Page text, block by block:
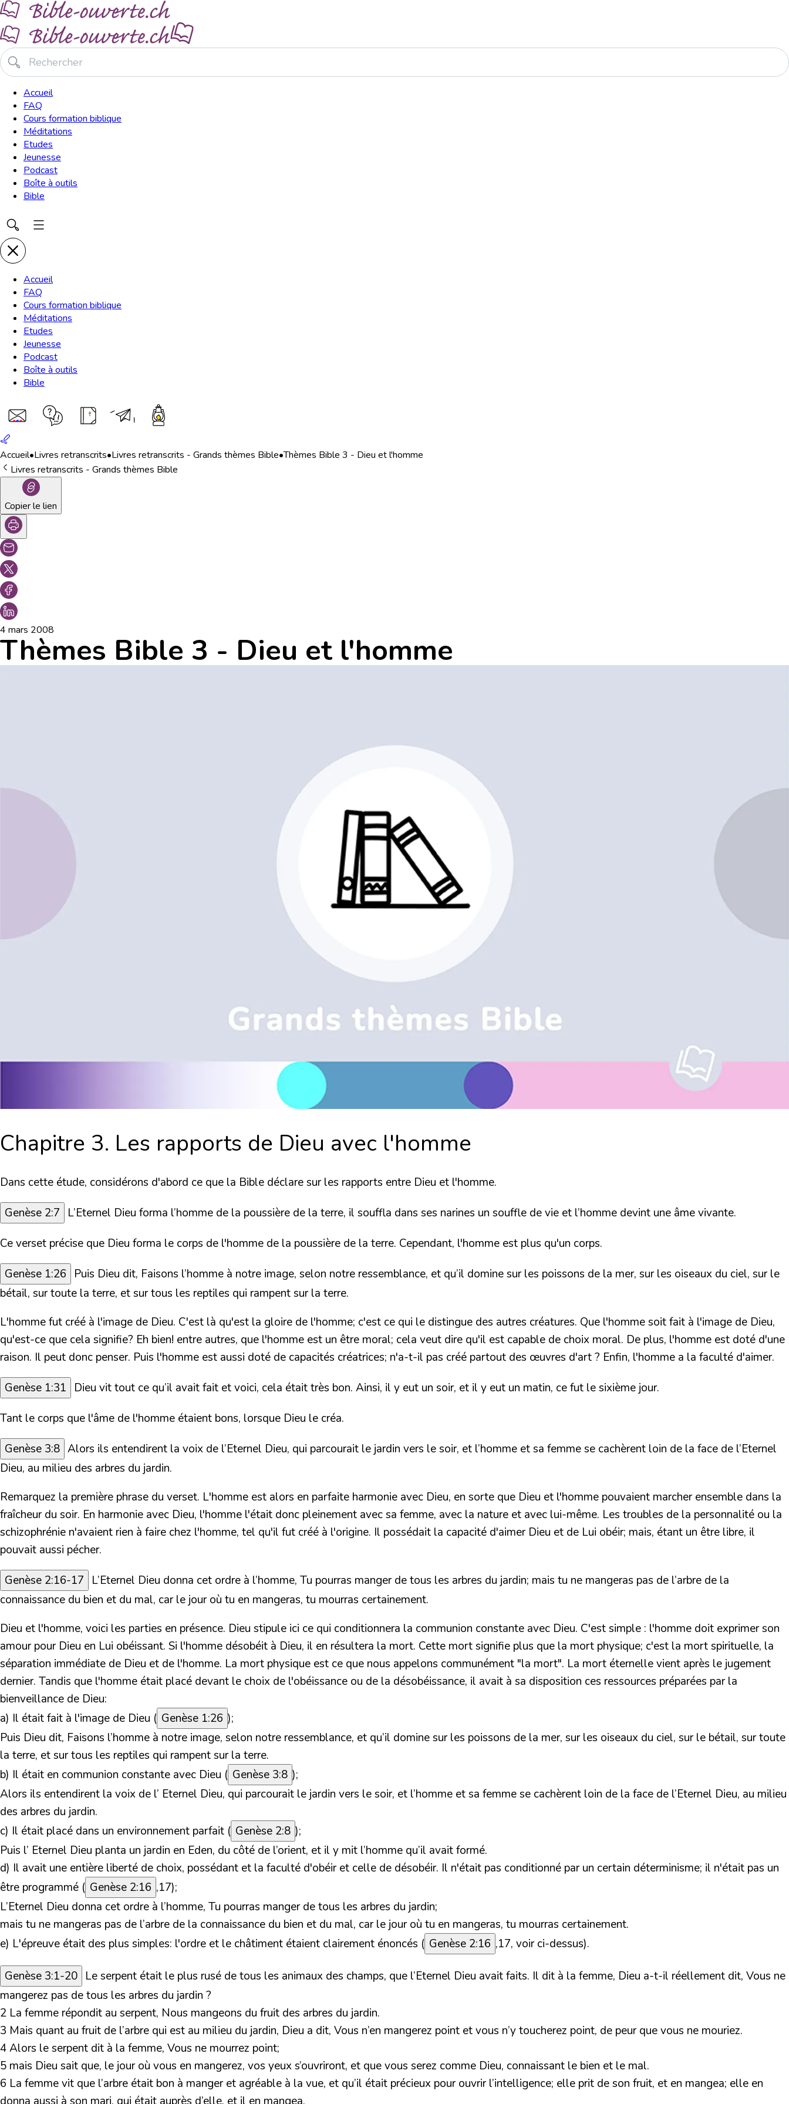
Accueil
FAQ
Cours formation biblique
Méditations
Etudes
Jeunesse
Podcast
Boîte à outils
Bible
Accueil
FAQ
Cours formation biblique
Méditations
Etudes
Jeunesse
Podcast
Boîte à outils
Bible
Accueil•Livres retranscrits•Livres retranscrits - Grands thèmes Bible•Thèmes Bible 3 - Dieu et l'homme
Livres retranscrits - Grands thèmes Bible
Copier le lien
4 mars 2008
Thèmes Bible 3 - Dieu et l'homme
Chapitre 3. Les rapports de Dieu avec l'homme
Dans cette étude, considérons d'abord ce que la Bible déclare surles rapports entre Dieu et l'homme.
Genèse 2:7
L’Eternel Dieu forma l’homme de la poussière de la terre, il souffla dans ses narines un souffle de vie et l’homme devint une âme vivante.
Ce verset précise que Dieu forma le corps de l'homme de la poussière de la terre. Cependant, l'homme est plus qu'un corps.
Genèse 1:26
Puis Dieu dit, Faisons l’homme à notre image, selon notre ressemblance, et qu’il domine sur les poissons de la mer, sur les oiseaux du ciel, sur le
bétail, sur toute la terre, et sur tous les reptiles qui rampent sur la terre.
L'homme fut créé à l'image de Dieu. C'est là qu'est la gloire de l'homme; c'est ce qui le distingue des autres créatures. Que l'homme soit fait à l'image de Dieu,
qu'est-ce que cela signifie? Eh bien! entre autres, que l'homme est un être moral; cela veut dire qu'il est capable de choix moral. De plus, l'homme est doté d'une
raison. Il peut donc penser. Puis l'homme est aussi doté de capacités créatrices; n'a-t-il pas créé partout des œuvres d'art ? Enfin, l'homme a la faculté d'aimer.
Genèse 1:31
Dieu vit tout ce qu’il avait fait et voici, cela était très bon. Ainsi, il y eut un soir, et il y eut un matin, ce fut le sixième jour.
Tant le corps que l'âme de l'homme étaient bons, lorsque Dieu le créa.
Genèse 3:8 Alors ils entendirent la voix de l’Eternel Dieu, qui parcourait le jardin vers le soir, et l’homme et sa femme se cachèrent loin de la face de l’Eternel
Dieu, au milieu des arbres du jardin.
Remarquez la première phrase du verset. L'homme est alors en parfaite harmonie avec Dieu, en sorte que Dieu et l'homme pouvaient marcher ensemble dans la
fraîcheur du soir. En harmonie avec Dieu, l'homme l'était donc pleinement avec sa femme, avec la nature et avec lui-même. Les troubles de la personnalité ou la
schizophrénie n'avaient rien à faire chez l'homme, tel qu'il fut créé à l'origine. Il possédait la capacité d'aimer Dieu et de Lui obéir; mais, étant un être libre, il
pouvait aussi pécher.
Genèse 2:16-17
L’Eternel Dieu donna cet ordre à l’homme, Tu pourras manger de tous les arbres du jardin; mais tu ne mangeras pas de l’arbre de la
connaissance du bien et du mal, car le jour où tu en mangeras, tu mourras certainement.
Dieu et l'homme, voici les parties en présence. Dieu stipule ici ce qui conditionnera la communion constante avec Dieu. C'est simple : l'homme doit exprimer son
amour pour Dieu en Lui obéissant. Si l'homme désobéit à Dieu, il en résultera la mort. Cette mort signifie plus que la mort physique; c'est la mort spirituelle, la
séparation immédiate de Dieu et de l'homme. La mort physique est ce que nous appelons communément "la mort". La mort éternelle vient après le jugement
dernier. Tandis que l'homme était placé devant le choix de l'obéissance ou de la désobéissance, il avait à sa disposition ces ressources préparées par la
bienveillance de Dieu:
a) Il était fait à l'image de Dieu ( Genèse 1:26 );
Puis Dieu dit, Faisons l’homme à notre image, selon notre ressemblance, et qu’il domine sur les poissons de la mer, sur les oiseaux du ciel, sur le bétail, sur toute
la terre, et sur tous les reptiles qui rampent sur la terre.
b) Il était en communion constante avec Dieu ( Genèse 3:8 );
Alors ils entendirent la voix de l’ Eternel Dieu, qui parcourait le jardin vers le soir, et l’homme et sa femme se cachèrent loin de la face de l’Eternel Dieu, au milieu
des arbres du jardin.
c) Il était placé dans un environnement parfait ( Genèse 2:8 );
Puis l’ Eternel Dieu planta un jardin en Eden, du côté de l’orient, et il y mit l’homme qu’il avait formé.
d) Il avait une entière liberté de choix, possédant et la faculté d'obéir et celle de désobéir. Il n'était pas conditionné par un certain déterminisme; il n'était pas un
être programmé ( Genèse 2:16 ,17);
L’Eternel Dieu donna cet ordre à l’homme, Tu pourras manger de tous les arbres du jardin;
mais tu ne mangeras pas de l’arbre de la connaissance du bien et du mal, car le jour où tu en mangeras, tu mourras certainement.
e) L'épreuve était des plus simples: l'ordre et le châtiment étaient clairement énoncés ( Genèse 2:16 ,17, voir ci-dessus).
Genèse 3:1-20 Le serpent était le plus rusé de tous les animaux des champs, que l’Eternel Dieu avait faits. Il dit à la femme, Dieu a-t-il réellement dit, Vous ne
mangerez pas de tous les arbres du jardin ?
2 La femme répondit au serpent, Nous mangeons du fruit des arbres du jardin.
3 Mais quant au fruit de l’arbre qui est au milieu du jardin, Dieu a dit, Vous n’en mangerez point et vous n’y toucherez point, de peur que vous ne mouriez.
4 Alors le serpent dit à la femme, Vous ne mourrez point;
5 mais Dieu sait que, le jour où vous en mangerez, vos yeux s’ouvriront, et que vous serez comme Dieu, connaissant le bien et le mal.
6 La femme vit que l’arbre était bon à manger et agréable à la vue, et qu’il était précieux pour ouvrir l’intelligence; elle prit de son fruit, et en mangea; elle en